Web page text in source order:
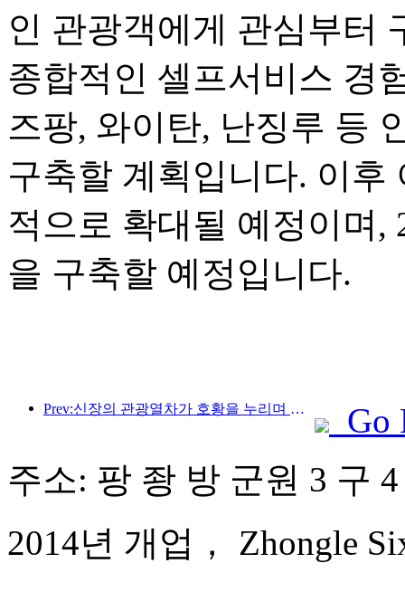
인 관광객에게 관심부터
종합적인 셀프서비스 경
즈팡, 와이탄, 난징루 등
구축할 계획입니다. 이후
적으로 확대될 예정이며,
을 구축할 예정입니다.
Prev:신장의 관광열차가 호황을 누리며 문화·관광 경제를 활성화하고 있습니다.
Go
주소: 팡 좡 방 군원 3 구
2014년 개업， Zhongle